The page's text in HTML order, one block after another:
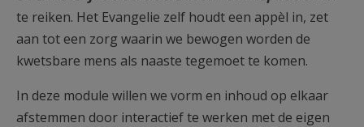
te reiken. Het Evangelie zelf houdt een appèl in, zet
aan tot een zorg waarin we bewogen worden de
kwetsbare mens als naaste tegemoet te komen.
In deze module willen we vorm en inhoud op elkaar
afstemmen door interactief te werken met de eigen